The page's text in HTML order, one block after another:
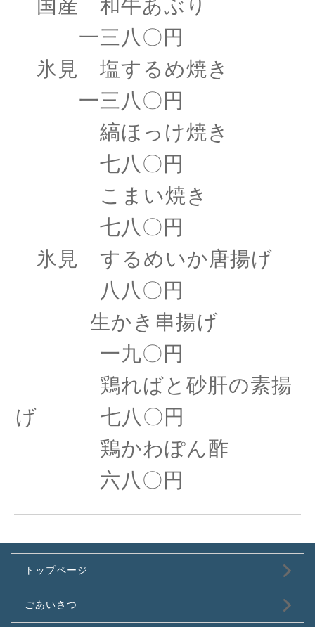
国産 和牛あぶり
一三八〇円
氷見 塩するめ焼き
一三八〇円
縞ほっけ焼き
七八〇円
こまい焼き
七八〇円
氷見 するめいか唐揚げ
八八〇円
生かき串揚げ
一九〇円
鶏ればと砂肝の素揚
げ 七八〇円
鶏かわぽん酢
六八〇円
トップページ
ごあいさつ